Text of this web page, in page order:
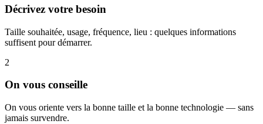
Décrivez votre besoin
Taille souhaitée, usage, fréquence, lieu : quelques informations
suffisent pour démarrer.
2
On vous conseille
On vous oriente vers la bonne taille et la bonne technologie — sans
jamais survendre.